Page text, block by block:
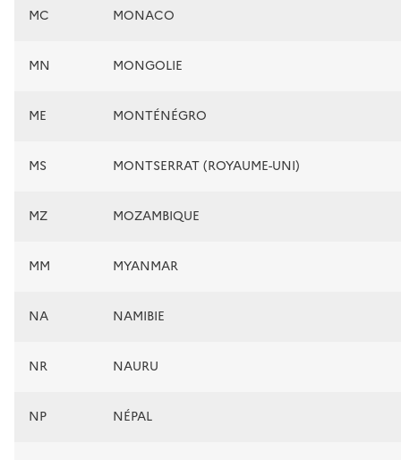
MC MONACO
MN MONGOLIE
ME MONTÉNÉGRO
MS MONTSERRAT (ROYAUME-UNI)
MZ MOZAMBIQUE
MM MYANMAR
NA NAMIBIE
NR NAURU
NP NÉPAL